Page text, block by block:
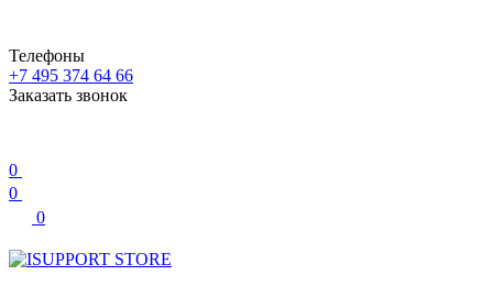
Телефоны
+7 495 374 64 66
Заказать звонок
0
0
0